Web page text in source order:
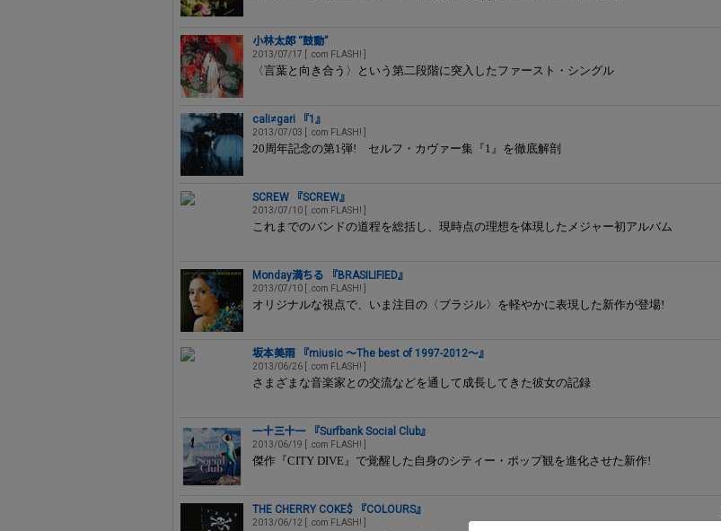
小林太郎 “鼓動”
2013/07/17 [ .com FLASH! ]
〈言葉と向き合う〉という第二段階に突入したファースト・シングル
cali≠gari 『1』
2013/07/03 [ .com FLASH! ]
20周年記念の第1弾! セルフ・カヴァー集『1』を徹底解剖
SCREW 『SCREW』
2013/07/10 [ .com FLASH! ]
これまでのバンドの道程を総括し、現時点の理想を体現したメジャー初アルバム
Monday満ちる 『BRASILIFIED』
2013/07/10 [ .com FLASH! ]
オリジナルな視点で、いま注目の〈ブラジル〉を軽やかに表現した新作が登場!
坂本美雨 『miusic ～The best of 1997-2012～』
2013/06/26 [ .com FLASH! ]
さまざまな音楽家との交流などを通して成長してきた彼女の記録
一十三十一 『Surfbank Social Club』
2013/06/19 [ .com FLASH! ]
傑作『CITY DIVE』で覚醒した自身のシティー・ポップ観を進化させた新作!
THE CHERRY COKE$ 『COLOURS』
2013/06/12 [ .com FLASH! ]